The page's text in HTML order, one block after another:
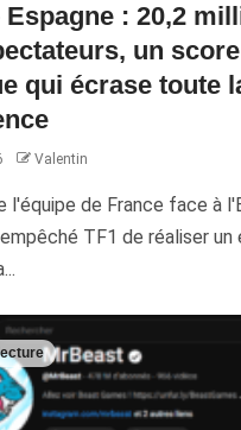
Espagne : 20,2
un score
qui écrase toute
Valentin
l'équipe de France face à
TF1 de réaliser un